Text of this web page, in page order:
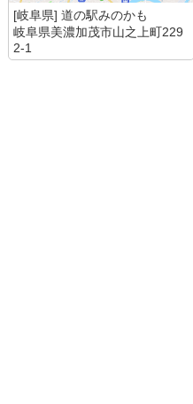
[岐阜県] 道の駅みのかも
岐阜県美濃加茂市山之上町229
2-1